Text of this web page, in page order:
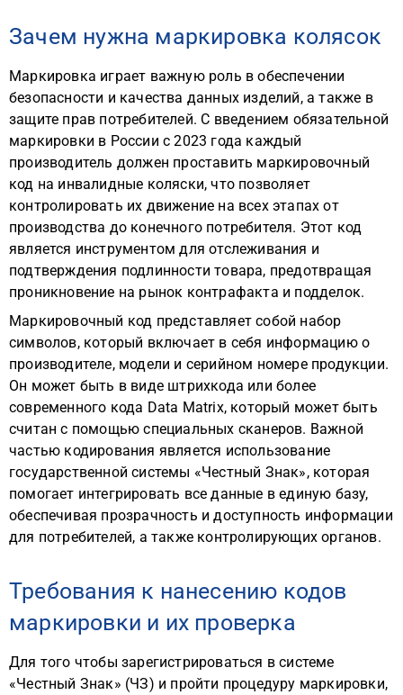
Зачем нужна маркировка колясок
Маркировка играет важную роль в обеспечении
безопасности и качества данных изделий, а также в
защите прав потребителей. С введением обязательной
маркировки в России с 2023 года каждый
производитель должен проставить маркировочный
код на инвалидные коляски, что позволяет
контролировать их движение на всех этапах от
производства до конечного потребителя. Этот код
является инструментом для отслеживания и
подтверждения подлинности товара, предотвращая
проникновение на рынок контрафакта и подделок.
Маркировочный код представляет собой набор
символов, который включает в себя информацию о
производителе, модели и серийном номере продукции.
Он может быть в виде штрихкода или более
современного кода Data Matrix, который может быть
считан с помощью специальных сканеров. Важной
частью кодирования является использование
государственной системы «Честный Знак», которая
помогает интегрировать все данные в единую базу,
обеспечивая прозрачность и доступность информации
для потребителей, а также контролирующих органов.
Требования к нанесению кодов
маркировки и их проверка
Для того чтобы зарегистрироваться в системе
«Честный Знак» (ЧЗ) и пройти процедуру маркировки,